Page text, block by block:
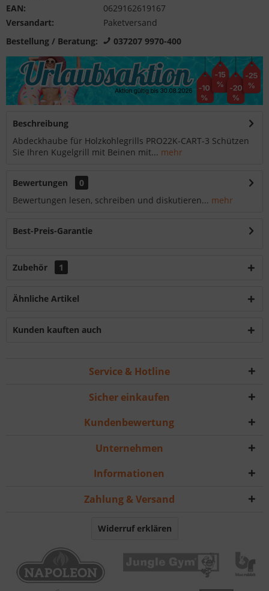
EAN:
0629162619167
Versandart:
Paketversand
Bestellung / Beratung:
037207 9970-400
Beschreibung
Abdeckhaube für Holzkohlegrills PRO22K-CART-3 Schützen
Sie Ihren Kugelgrill mit Beinen mit... mehr
Bewertungen
0
Bewertungen lesen, schreiben und diskutieren... mehr
Best-Preis-Garantie
Zubehör 1
Ähnliche Artikel
Kunden kauften auch
Service & Hotline
Sicher einkaufen
Kundenbewertung
Unternehmen
Informationen
Zahlung & Versand
Widerruf erklären